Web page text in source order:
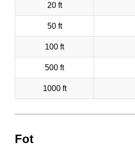
20 ft
50 ft
100 ft
500 ft
1000 ft
Fot